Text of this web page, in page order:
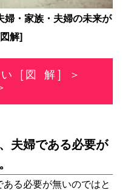
婦・家族・夫婦の未来が
図解]
い [図 解] ＞
夫婦である必要が
ある必要が無いのではと